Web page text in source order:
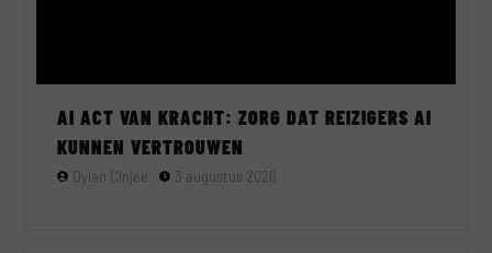
AI ACT VAN KRACHT: ZORG DAT REIZIGERS AI
KUNNEN VERTROUWEN
Dylan Cinjee 3 augustus 2026